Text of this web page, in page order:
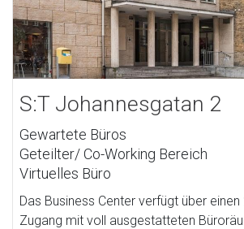
S:T Johannesgatan 2
Gewartete Büros
Geteilter/ Co-Working Bereich
Virtuelles Büro
Das Business Center verfügt über
Zugang mit voll ausgestatteten